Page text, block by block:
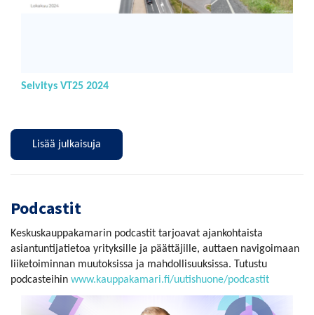
Selvitys VT25 2024
Lisää julkaisuja
Podcastit
Keskuskauppakamarin podcastit tarjoavat ajankohtaista
asiantuntijatietoa yrityksille ja päättäjille, auttaen navigoimaan
liiketoiminnan muutoksissa ja mahdollisuuksissa. Tutustu
podcasteihin www.kauppakamari.fi/uutishuone/podcastit